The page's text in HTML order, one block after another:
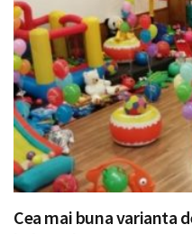
Cea mai buna varianta